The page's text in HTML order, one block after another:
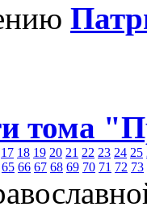
тома
17 18 19 20 21 22 23 24 25
65 66 67 68 69 70 71 72 73